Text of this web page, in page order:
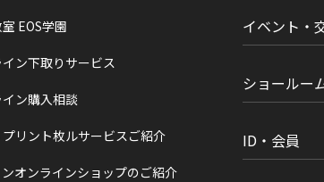
EOS学園
ン下取りサービス
ン購入相談
プリント枚ルサービスご紹介
オンラインショップのご紹介
イベント・
ショールー
ID・会員